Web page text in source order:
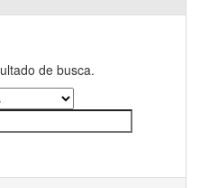
de busca.